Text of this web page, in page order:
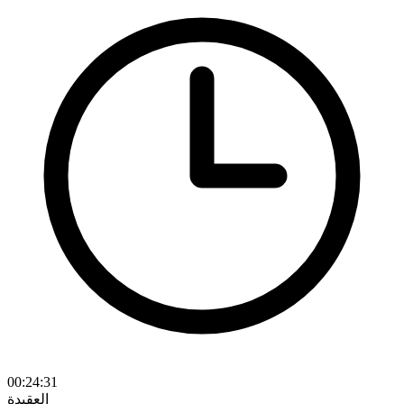
00:24:31
العقيدة